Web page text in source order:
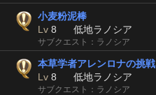
小麦粉泥棒
Lv 8 低地ラノシア
サブクエスト：ラノシア
本草学者アレンロナの挑戦
Lv 8 低地ラノシア
サブクエスト：ラノシア